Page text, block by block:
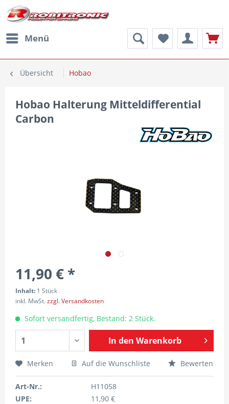
Menü
Übersicht Hobao
Hobao Halterung Mitteldifferential
Carbon
11,90 € *
Inhalt: 1 Stück
inkl. MwSt.zzgl. Versandkosten
Sofort versandfertig, Bestand: 2 Stück.
In den Warenkorb
Merken Auf die Wunschliste Bewerten
Art-Nr.:
H11058
UPE:
11,90 €